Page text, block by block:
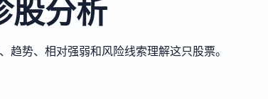
分析
势、相对强弱和风险线索理解这只股票。